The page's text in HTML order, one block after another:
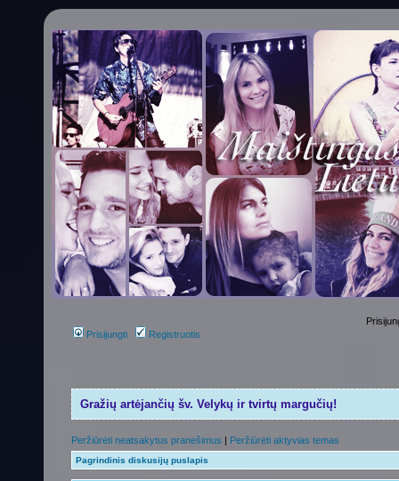
Prisijungti Registruotis
Gražių artėjančių šv. Velykų ir tvirtų margučių!
Peržiūrėti neatsakytus pranešimus | Peržiūrėti aktyvias temas
Pagrindinis diskusijų puslapis